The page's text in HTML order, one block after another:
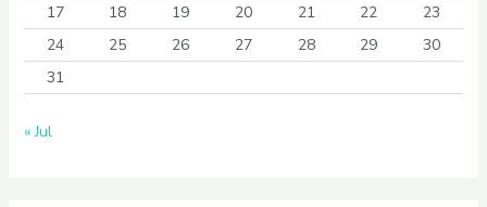
17
18 19 20 21 22
23
24
25 26 27 28 29
30
31
« Jul